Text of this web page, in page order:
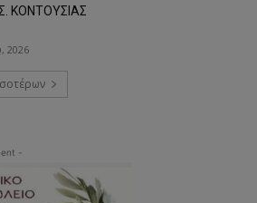
ΚΟΝΤΟΥΣΙΑΣ
2026
-